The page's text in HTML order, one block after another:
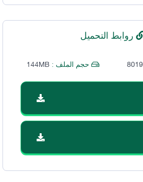
روابط التحميل
8019 حجم الملف : 144MB